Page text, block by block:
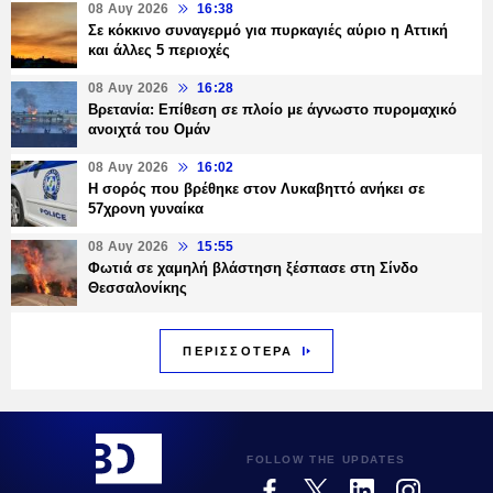
08 Αυγ 2026 16:38
Σε κόκκινο συναγερμό για πυρκαγιές αύριο η Αττική
και άλλες 5 περιοχές
08 Αυγ 2026 16:28
Βρετανία: Επίθεση σε πλοίο με άγνωστο πυρομαχικό
ανοιχτά του Ομάν
08 Αυγ 2026 16:02
Η σορός που βρέθηκε στον Λυκαβηττό ανήκει σε
57χρονη γυναίκα
08 Αυγ 2026 15:55
Φωτιά σε χαμηλή βλάστηση ξέσπασε στη Σίνδο
Θεσσαλονίκης
ΠΕΡΙΣΣΟΤΕΡΑ
FOLLOW THE UPDATES